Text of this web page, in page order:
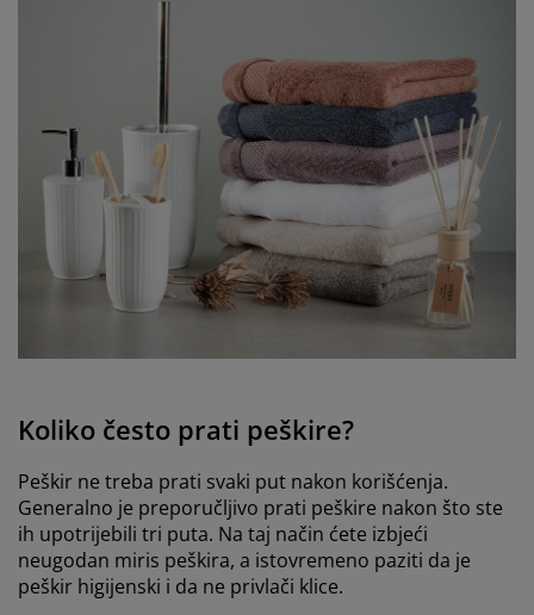
Koliko često prati peškire?
Peškir ne treba prati svaki put nakon korišćenja.
Generalno je preporučljivo prati peškire nakon što ste
ih upotrijebili tri puta. Na taj način ćete izbjeći
neugodan miris peškira, a istovremeno paziti da je
peškir higijenski i da ne privlači klice.